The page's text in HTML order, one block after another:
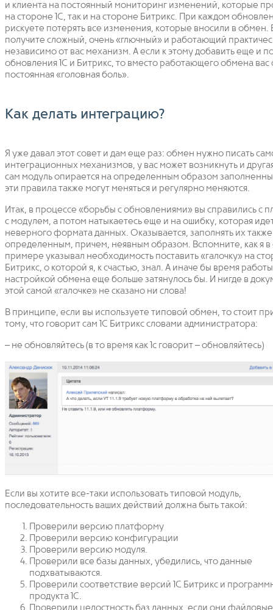
и клиента на постоянный мониторинг изменений, которые
на стороне 1С, так и на стороне Битрикс. При каждом
рискуете потерять все изменения, которые вносили в обмен.
получите сложный, очень «глючный» и работающий
независимо от вас механизм. А если к этому добавить еще и
обновления 1С и Битрикс, то вместо работающего обмена вас
постоянная «головная боль».
Как делать интеграцию?
Я уже давал этот совет и дам еще раз: обмен нужно писать
интеграционных механизмов, у вас может возникнуть и
сам модуль опирается на определенным образом
эти правила также могут меняться и регулярно меняются.
Итак, в процессе «борьбы с обновлениями» вы справились с
с модулем, а потом натыкаетесь еще и на ошибку, которая
неверного формата данных. Оказывается, заполнять их
определенным, причем, неявным образом. Вспомните, как я в
примере указывал необходимость поставить «галочку» на
Битрикс, о которой я, к счастью, знал. А иначе бы время
настройкой обмена еще больше затянулось бы. И нигде в
этой самой «галочке» не сказано ни слова!
В принципе, если вы используете типовой обмен, то стоит
тому, что говорит сам 1С Битрикс словами администратора:
– не обновляйтесь (в то время как 1с говорит – обновляйтесь)
Если вы хотите все-таки использовать типовой модуль,
последовательность ваших действий должна быть такой:
Проверили версию платформу
Проверили версию конфигурации
Проверили версию модуля.
Проверили все базы данных, убедились, что данные
подхватываются.
Проверили соответствие версий 1С Битрикс и
продукта 1С.
Проверили целостность баз данных, если они